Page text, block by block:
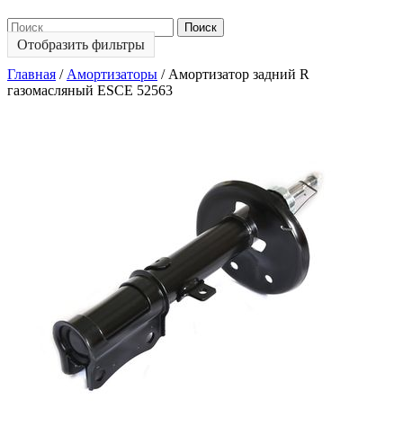
Поиск
Отобразить фильтры
Главная / Амортизаторы / Амортизатор задний R
газомасляный ESCE 52563